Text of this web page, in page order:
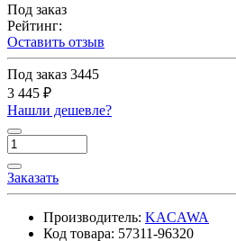
Под заказ
Рейтинг:
Оставить отзыв
Под заказ 3445
3 445 ₽
Нашли дешевле?
Заказать
Производитель: KACAWA
Код товара: 57311-96320